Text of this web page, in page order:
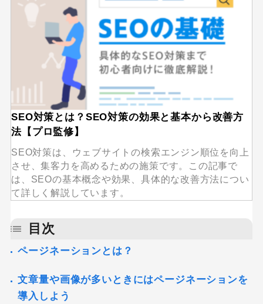
SEO対策とは？SEO対策の効果と基本から改善方
法【プロ監修】
SEO対策は、ウェブサイトの検索エンジン順位を向上
させ、集客力を高めるための施策です。この記事で
は、SEOの基本概念や効果、具体的な改善方法につい
て詳しく解説しています。
目次
ページネーションとは？
文章量や画像が多いときにはページネーションを
導入しよう